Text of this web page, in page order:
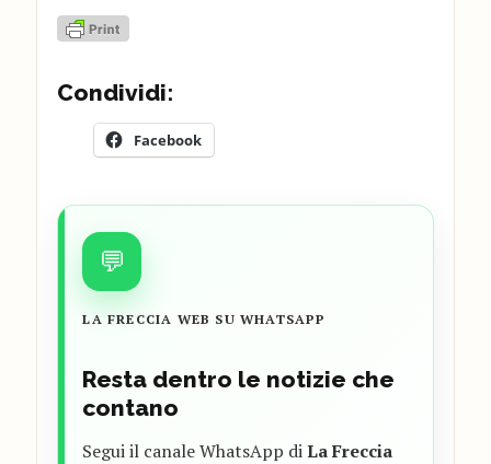
Condividi:
Facebook
💬
LA FRECCIA WEB SU WHATSAPP
Resta dentro le notizie che
contano
Segui il canale WhatsApp diLa Freccia